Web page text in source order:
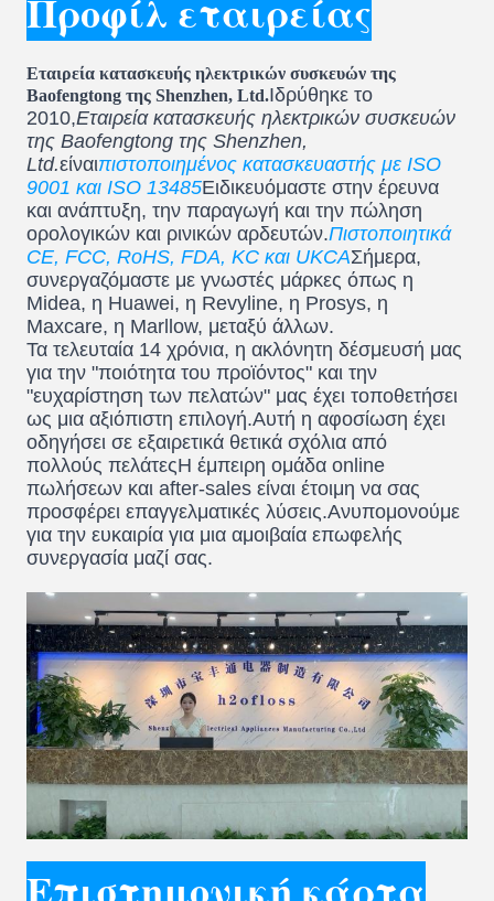
Προφίλ εταιρείας
Εταιρεία κατασκευής ηλεκτρικών συσκευών της
Baofengtong της Shenzhen, Ltd.Ιδρύθηκε το
2010,Εταιρεία κατασκευής ηλεκτρικών συσκευών
της Baofengtong της Shenzhen,
Ltd.είναιπιστοποιημένος κατασκευαστής με ISO
9001 και ISO 13485Ειδικευόμαστε στην έρευνα
και ανάπτυξη, την παραγωγή και την πώληση
ορολογικών και ρινικών αρδευτών.Πιστοποιητικά
CE, FCC, RoHS, FDA, KC και UKCAΣήμερα,
συνεργαζόμαστε με γνωστές μάρκες όπως η
Midea, η Huawei, η Revyline, η Prosys, η
Maxcare, η Marllow, μεταξύ άλλων.
Τα τελευταία 14 χρόνια, η ακλόνητη δέσμευσή μας
για την "ποιότητα του προϊόντος" και την
"ευχαρίστηση των πελατών" μας έχει τοποθετήσει
ως μια αξιόπιστη επιλογή.Αυτή η αφοσίωση έχει
οδηγήσει σε εξαιρετικά θετικά σχόλια από
πολλούς πελάτεςΗ έμπειρη ομάδα online
πωλήσεων και after-sales είναι έτοιμη να σας
προσφέρει επαγγελματικές λύσεις.Ανυπομονούμε
για την ευκαιρία για μια αμοιβαία επωφελής
συνεργασία μαζί σας.